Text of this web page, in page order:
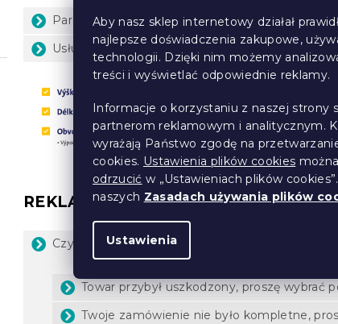
Aby nasz sklep internetowy działał
najlepsze doświadczenia zakupowe,
technologii. Dzięki nim możemy
treści i wyświetlać odpowiednie reklamy.
Informacje o korzystaniu z naszej strony
partnerom reklamowym i analitycznym.
wyrażają Państwo zgodę na
cookies. Ustawienia plików cookies
odrzucić w „Ustawieniach plików
naszych Zasadach używania plików
Ustawienia
Parcelshop -maksymalna waga 15 kgi
Usługi kurierskie -
maksymalna waga 40kg i
REKLAMACJA
Czy coś jest nie tak z zamówieniem? Jeśli
Towar przybył uszkodzony, proszę wybrać
Twoje zamówienie nie było kompletne,